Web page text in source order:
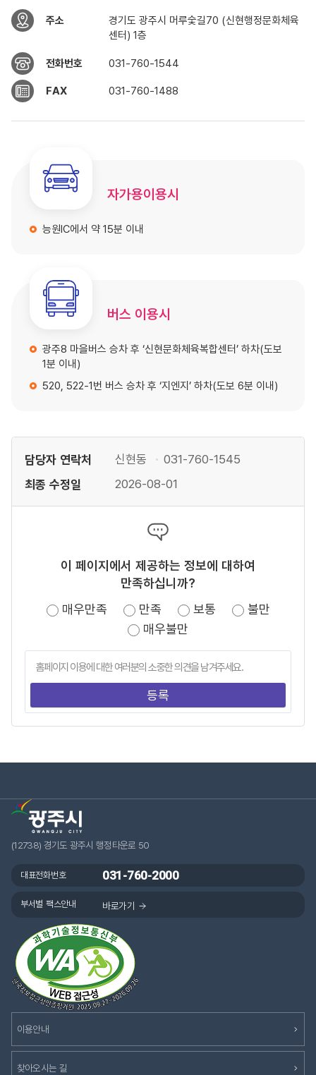
주소
경기도 광주시 머루숯길70 (신현행정문화체육
센터) 1층
전화번호 031-760-1544
FAX 031-760-1488
자가용이용시
능원IC에서 약 15분 이내
버스 이용시
광주8 마을버스 승차 후 ‘신현문화체육복합센터’ 하차(도보
1분 이내)
520, 522-1번 버스 승차 후 ‘지엔지’ 하차(도보 6분 이내)
담당자 연락처 신현동 031-760-1545
최종 수정일 2026-08-01
이 페이지에서 제공하는 정보에 대하여
만족하십니까?
매우만족
만족 보통
불만
매우불만
(12738) 경기도 광주시 행정타운로 50
대표전화번호 031-760-2000
부서별 팩스안내 바로가기
이용안내
찾아오시는 길